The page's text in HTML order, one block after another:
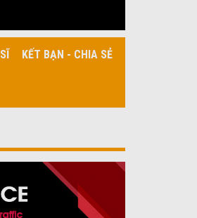
KẾT BẠN - CHIA SẺ